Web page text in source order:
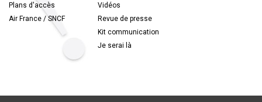
Plans d'accès
Air France / SNCF
Vidéos
Revue de presse
Kit communication
Je serai là